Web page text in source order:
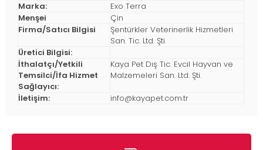
Marka:
Exo Terra
Menşei
Çin
Firma/Satıcı Bilgisi
Şentürkler Veterinerlik Hizmetleri
San. Tic. Ltd. Şti.
Üretici Bilgisi:
İthalatçı/Yetkili
Temsilci/İfa Hizmet
Sağlayıcı:
Kaya Pet Dış Tic. Evcil Hayvan ve
Malzemeleri San. Ltd. Şti.
İletişim: info@kayapet.com.tr